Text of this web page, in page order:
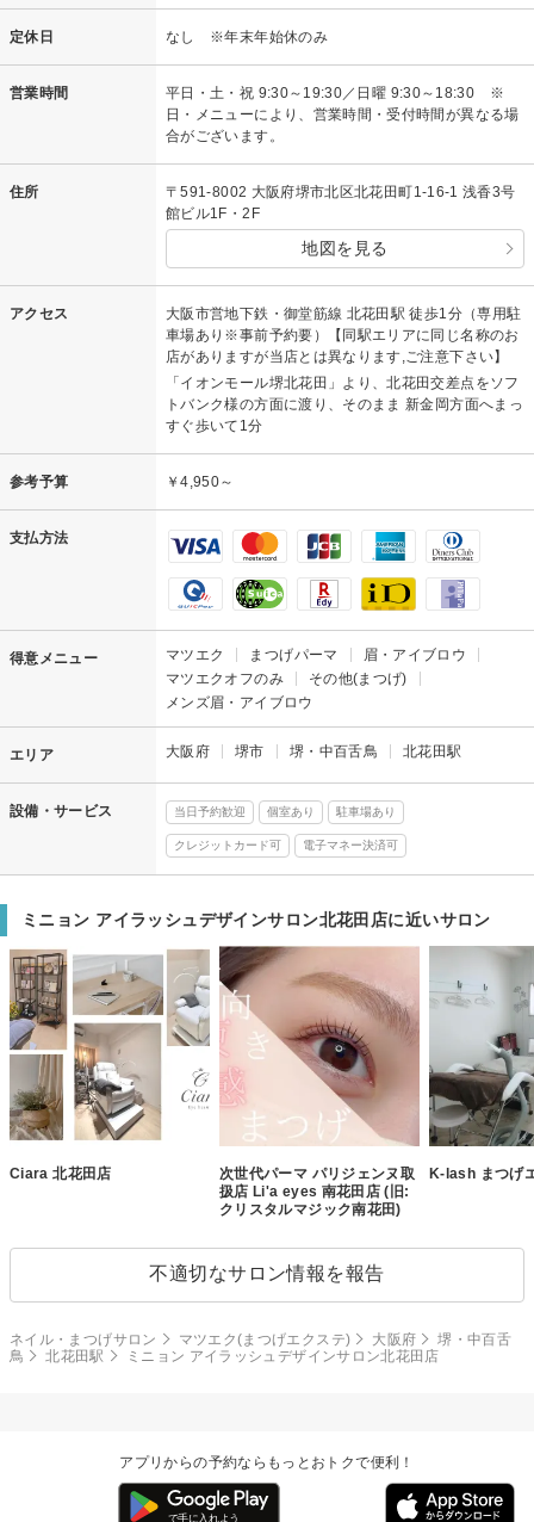
定休日 なし ※年末年始休のみ
営業時間
平日・土・祝 9:30～19:30／日曜 9:30～18:30 ※
日・メニューにより、営業時間・受付時間が異なる場
合がございます。
住所
〒591-8002 大阪府堺市北区北花田町1-16-1 浅香3号
館ビル1F・2F
地図を見る
アクセス
大阪市営地下鉄・御堂筋線 北花田駅 徒歩1分（専用駐
車場あり※事前予約要）【同駅エリアに同じ名称のお
店がありますが当店とは異なります,ご注意下さい】
「イオンモール堺北花田」より、北花田交差点をソフ
トバンク様の方面に渡り、そのまま 新金岡方面へまっ
すぐ歩いて1分
参考予算 ￥4,950～
支払方法
得意メニュー マツエク まつげパーマ
眉・アイブロウ
マツエクオフのみ
その他(まつげ)
メンズ眉・アイブロウ
エリア 大阪府 堺市 堺・中百舌鳥 北花田駅
設備・サービス 当日予約歓迎 個室あり 駐車場あり
クレジットカード可 電子マネー決済可
ミニョン アイラッシュデザインサロン北花田店に近いサロン
Ciara 北花田店
次世代パーマ パリジェンヌ取
扱店 Li'a eyes 南花田店 (旧:
クリスタルマジック南花田)
K-lash まつげ
不適切なサロン情報を報告
ネイル・まつげサロン マツエク(まつげエクステ) 大阪府
堺・中百舌
鳥
北花田駅 ミニョン アイラッシュデザインサロン北花田店
アプリからの予約ならもっとおトクで便利！